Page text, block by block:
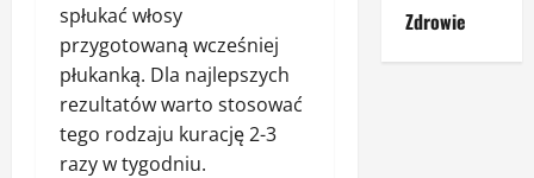
spłukać włosy
przygotowaną wcześniej
płukanką. Dla najlepszych
rezultatów warto stosować
tego rodzaju kurację 2-3
razy w tygodniu.
Zdrowie